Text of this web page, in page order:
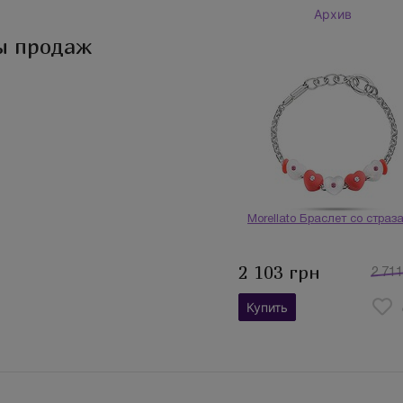
Архив
продаж
Morellato Браслет со
2 103 грн 2
Купить